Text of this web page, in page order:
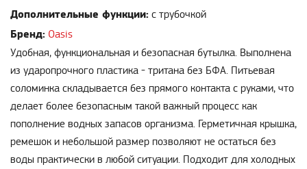
Дополнительные функции: с трубочкой
Бренд: Oasis
Удобная, функциональная и безопасная бутылка. Выполнена
из ударопрочного пластика - тритана без БФА. Питьевая
соломинка складывается без прямого контакта с руками, что
делает более безопасным такой важный процесс как
пополнение водных запасов организма. Герметичная крышка,
ремешок и небольшой размер позволяют не остаться без
воды практически в любой ситуации. Подходит для холодных